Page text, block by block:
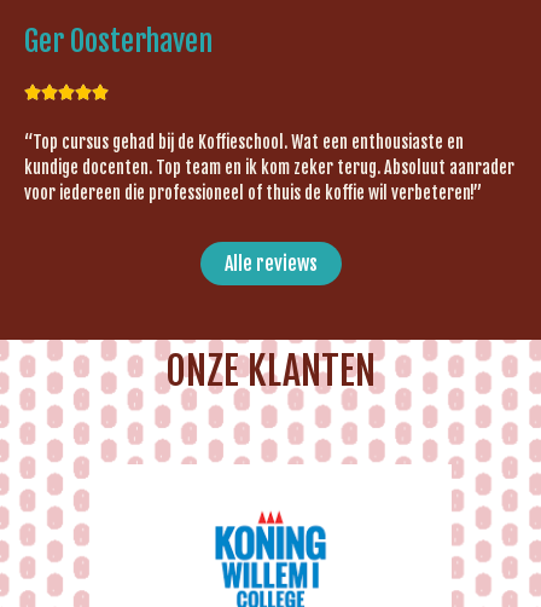
Ger Oosterhaven

“Top cursus gehad bij de Koffieschool. Wat een enthousiaste en
kundige docenten. Top team en ik kom zeker terug. Absoluut aanrader
voor iedereen die professioneel of thuis de koffie wil verbeteren!”
Alle reviews
ONZE KLANTEN